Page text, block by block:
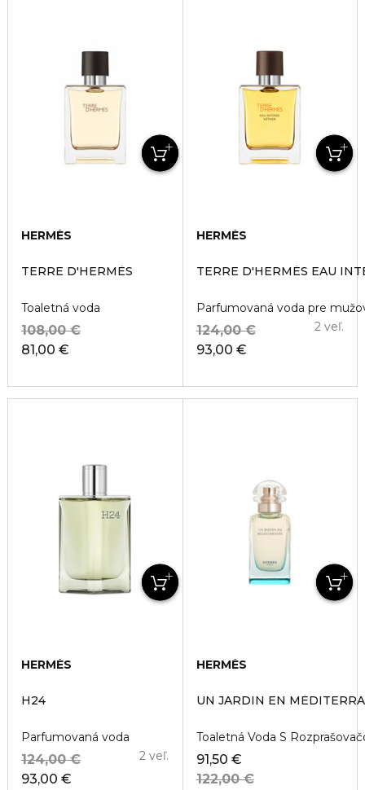
HERMÈS
TERRE D'HERMÈS
Toaletná voda
81,00 €
108,00 €
HERMÈS
TERRE D'HERMÈS EAU
Parfumovaná voda pre
93,00 €
124,00 € 2 veľ.
HERMÈS
H24
Parfumovaná voda
93,00 €
124,00 € 2 veľ.
HERMÈS
UN JARDIN EN
Toaletná Voda S
91,50 €
122,00 €